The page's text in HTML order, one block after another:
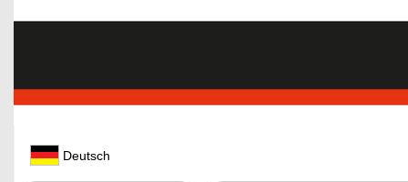
Deutsch